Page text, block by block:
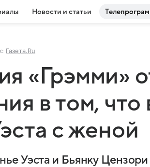
Новости и статьи
Газета.Ru
«Грэмми»
в том, что
с женой
Уэста и Бьянку